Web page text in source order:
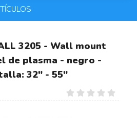
3205 - Wall mount
de plasma - negro -
32" - 55"